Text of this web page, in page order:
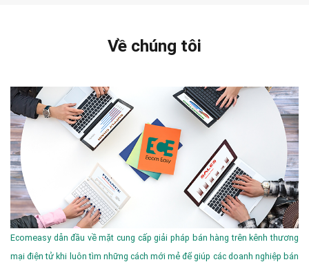
Về chúng tôi
Ecomeasy dẫn đầu về mặt cung cấp giải pháp bán hàng trên kênh thương
mại điện tử khi luôn tìm những cách mới mẻ để giúp các doanh nghiệp bán